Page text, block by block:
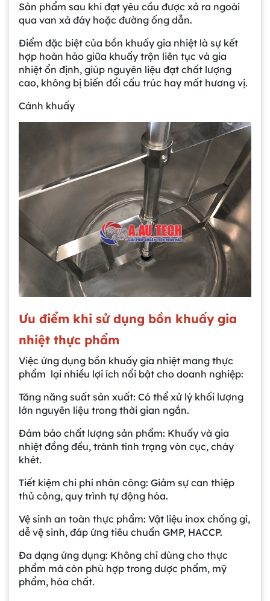
Sản phẩm sau khi đạt yêu cầu được xả ra ngoài
qua van xả đáy hoặc đường ống dẫn.
Điểm đặc biệt của bồn khuấy gia nhiệt là sự kết
hợp hoàn hảo giữa khuấy trộn liên tục và gia
nhiệt ổn định, giúp nguyên liệu đạt chất lượng
cao, không bị biến đổi cấu trúc hay mất hương vị.
Cánh khuấy
Ưu điểm khi sử dụng bồn khuấy gia
nhiệt thực phẩm
Việc ứng dụng bồn khuấy gia nhiệt mang thực
phẩm lại nhiều lợi ích nổi bật cho doanh nghiệp:
Tăng năng suất sản xuất: Có thể xử lý khối lượng
lớn nguyên liệu trong thời gian ngắn.
Đảm bảo chất lượng sản phẩm: Khuấy và gia
nhiệt đồng đều, tránh tình trạng vón cục, cháy
khét.
Tiết kiệm chi phí nhân công: Giảm sự can thiệp
thủ công, quy trình tự động hóa.
Vệ sinh an toàn thực phẩm: Vật liệu inox chống gỉ,
dễ vệ sinh, đáp ứng tiêu chuẩn GMP, HACCP.
Đa dạng ứng dụng: Không chỉ dùng cho thực
phẩm mà còn phù hợp trong dược phẩm, mỹ
phẩm, hóa chất.